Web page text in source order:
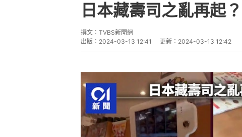
日本藏壽司之亂再起
撰文： TVBS新聞網
出版： 2024-03-13 12:41 更新： 2024-03-13 12:42